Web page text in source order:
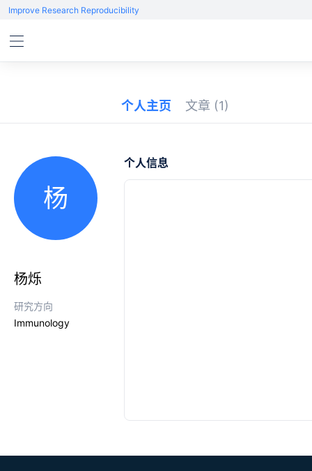
Improve Research Reproducibility
个人主页 文章 (1)
杨
杨烁
研究方向
Immunology
个人信息